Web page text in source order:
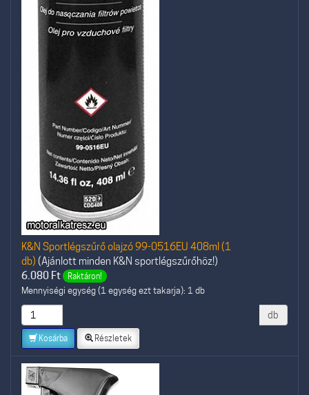
K&N Sportlégszűrő olajzó 99-0516EU 408ml (1
db) (Ajánlott minden K&N sportlégszűrőhöz!)
6.080 Ft Raktáron!
Mennyiségi egység (1 egység ezt takarja): 1 db
db
Kosárba Részletek